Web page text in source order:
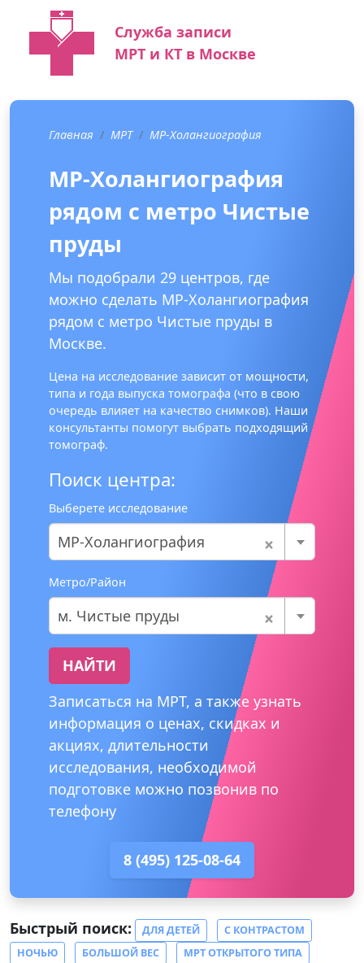
Служба записи
МРТ и КТ в Москве
Главная МРТ МР-Холангиография
МР-Холангиография
рядом с метро Чистые
пруды
Мы подобрали 29 центров, где
можно сделать МР-Холангиография
рядом с метро Чистые пруды в
Москве.
Цена на исследование зависит от мощности,
типа и года выпуска томографа (что в свою
очередь влияет на качество снимков). Наши
консультанты помогут выбрать подходящий
томограф.
Поиск центра:
Выберете исследование
×
МР-Холангиография
Метро/Район
×
м. Чистые пруды
НАЙТИ
Записаться на МРТ, а также узнать
информация о ценах, скидках и
акциях, длительности
исследования, необходимой
подготовке можно позвонив по
телефону
8 (495) 125-08-64
Быстрый поиск: ДЛЯ ДЕТЕЙ
С КОНТРАСТОМ
НОЧЬЮ
БОЛЬШОЙ ВЕС
МРТ ОТКРЫТОГО ТИПА